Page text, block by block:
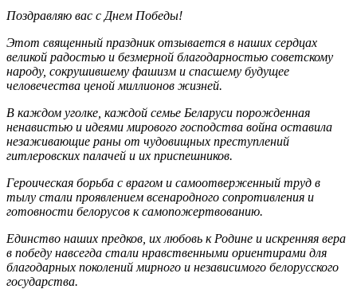
Поздравляю вас с Днем Победы!
Этот священный праздник отзывается в наших сердцах
великой радостью и безмерной благодарностью советскому
народу, сокрушившему фашизм и спасшему будущее
человечества ценой миллионов жизней.
В каждом уголке, каждой семье Беларуси порожденная
ненавистью и идеями мирового господства война оставила
незаживающие раны от чудовищных преступлений
гитлеровских палачей и их приспешников.
Героическая борьба с врагом и самоотверженный труд в
тылу стали проявлением всенародного сопротивления и
готовности белорусов к самопожертвованию.
Единство наших предков, их любовь к Родине и искренняя вера
в победу навсегда стали нравственными ориентирами для
благодарных поколений мирного и независимого белорусского
государства.